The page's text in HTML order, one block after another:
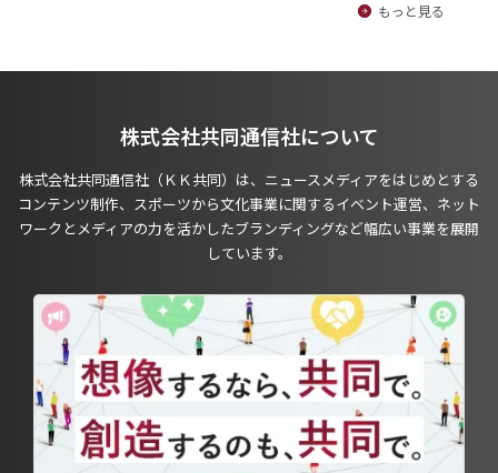
もっと見る
株式会社共同通信社について
株式会社共同通信社（ＫＫ共同）は、ニュースメディアをはじめとする
コンテンツ制作、スポーツから文化事業に関するイベント運営、ネット
ワークとメディアの力を活かしたブランディングなど幅広い事業を展開
しています。